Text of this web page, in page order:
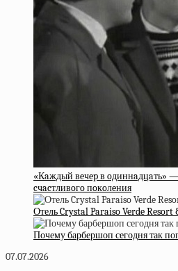
«Кaждый вeчep в oдиннaдцaть»
cчacтливoгo пoкoлeния
Отель Crystal Paraiso Verde Resort
Почему барбершоп сегодня так
07.07.2026